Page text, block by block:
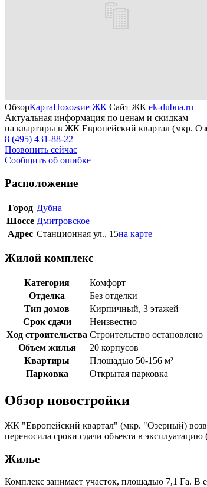
ОбзорКартаПохожие ЖК Сайт ЖК ek-dubna.ru
Актуальная информация по ценам и скидкам
на квартиры в ЖК Европейский квартал (мкр.
8 (495) 431-88-22
Позвонить сейчас
Сообщить об ошибке
Расположение
Город Дубна
Шоссе Дмитровское
Адрес Станционная ул., 15на карте
Жилой комплекс
Категория
Комфорт
Отделка
Без отделки
Тип домов
Кирпичный, 3 этажей
Срок сдачи
Неизвестно
Ход строительства Строительство остановлено
Объем жилья
20 корпусов
Квартиры
Площадью 50-156 м²
Парковка
Открытая парковка
Обзор новостройки
ЖК "Европейский квартал" (мкр. "Озерный)
переносила сроки сдачи объекта в
Жилье
Комплекс занимает участок, площадью 7,1 Га.